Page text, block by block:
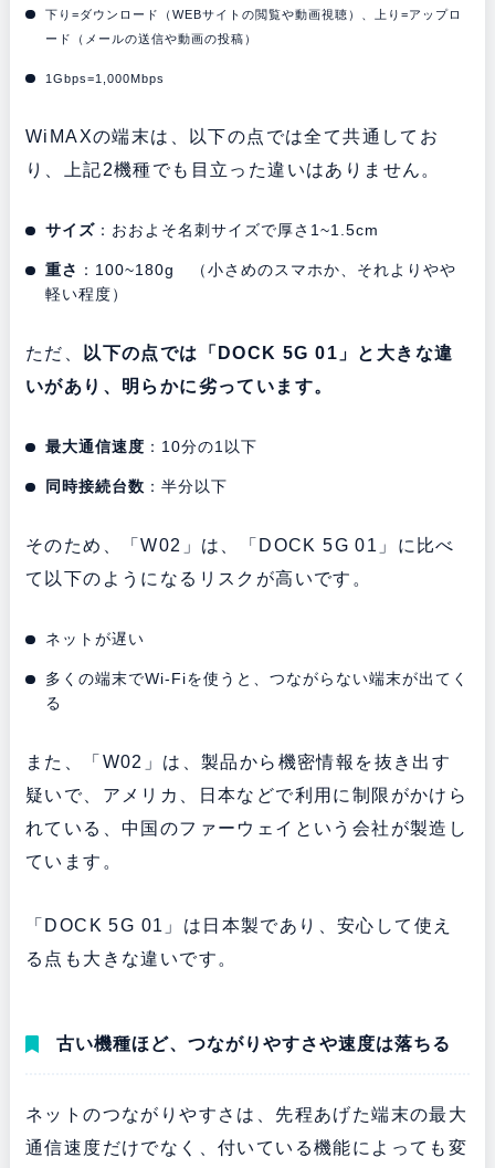
下り=ダウンロード（WEBサイトの閲覧や動画視聴）、上り=アップロ
ード（メールの送信や動画の投稿）
1Gbps=1,000Mbps
WiMAXの端末は、以下の点では全て共通してお
り、上記2機種でも目立った違いはありません。
サイズ ：おおよそ名刺サイズで厚さ1~1.5cm
重さ ：100~180g （小さめのスマホか、それよりやや
軽い程度）
ただ、
以下の点では「DOCK 5G 01」と大きな違
いがあり、明らかに劣っています。
最大通信速度 ：10分の1以下
同時接続台数 ：半分以下
そのため、「W02」は、「DOCK 5G 01」に比べ
て以下のようになるリスクが高いです。
ネットが遅い
多くの端末でWi-Fiを使うと、つながらない端末が出てく
る
また、「W02」は、製品から機密情報を抜き出す
疑いで、アメリカ、日本などで利用に制限がかけら
れている、中国のファーウェイという会社が製造し
ています。
「DOCK 5G 01」は日本製であり、安心して使え
る点も大きな違いです。
古い機種ほど、つながりやすさや速度は落ちる
ネットのつながりやすさは、先程あげた端末の最大
通信速度だけでなく、付いている機能によっても変